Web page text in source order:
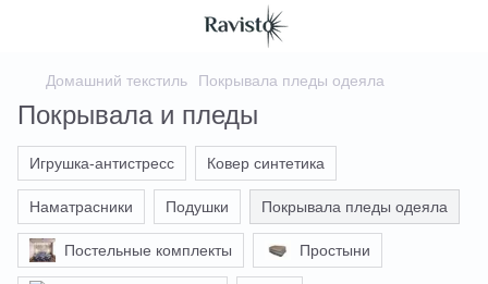
Домашний текстиль Покрывала пледы одеяла
Покрывала и пледы
Игрушка-антистресс Ковер синтетика
Наматрасники Подушки Покрывала пледы одеяла
Постельные комплекты Простыни